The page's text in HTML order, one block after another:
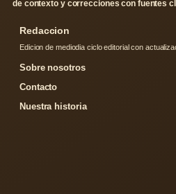
de contexto y correcciones con fuentes
Redaccion
Edicion de mediodia ciclo editorial con
Sobre nosotros
Contacto
Nuestra historia